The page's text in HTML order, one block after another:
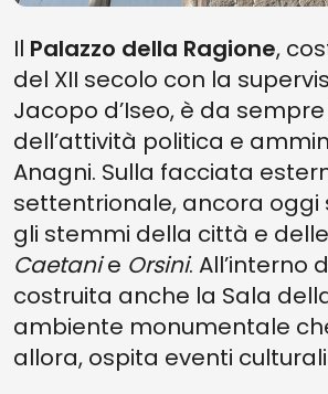
Il Palazzo della Ragione,
del XII secolo con la
Jacopo d’Iseo, è da
dell’attività politica e
Anagni. Sulla facciata
settentrionale, ancora oggi
gli stemmi della città e
Caetanie Orsini. All’interno
costruita anche la Sala
ambiente monumentale
allora, ospita eventi